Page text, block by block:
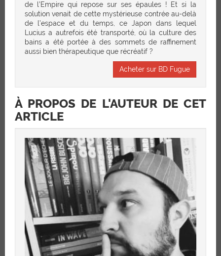
de l’Empire qui repose sur ses épaules ! Et si la
solution venait de cette mystérieuse contrée au-delà
de l’espace et du temps, ce Japon dans lequel
Lucius a autrefois été transporté, où la culture des
bains a été portée à des sommets de raffinement
aussi bien thérapeutique que récréatif ?
Acheter sur BD Fugue
À PROPOS DE L'AUTEUR DE CET
ARTICLE